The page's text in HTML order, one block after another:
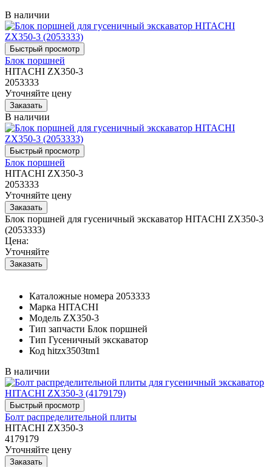
В наличии
Блок поршней
HITACHI ZX350-3
2053333
Уточняйте цену
В наличии
Блок поршней
HITACHI ZX350-3
2053333
Уточняйте цену
Блок поршней для гусеничный экскаватор HITACHI ZX350-3
(2053333)
Цена:
Уточняйте
Каталожные номера 2053333
Марка HITACHI
Модель ZX350-3
Тип запчасти Блок поршней
Тип Гусеничный экскаватор
Код hitzx3503tm1
В наличии
Болт распределительной плиты
HITACHI ZX350-3
4179179
Уточняйте цену